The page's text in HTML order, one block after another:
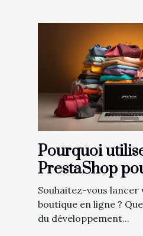
Pourquoi
PrestaShop
boutique en
Souhaitez-vous
boutique en ligne ?
du développement...